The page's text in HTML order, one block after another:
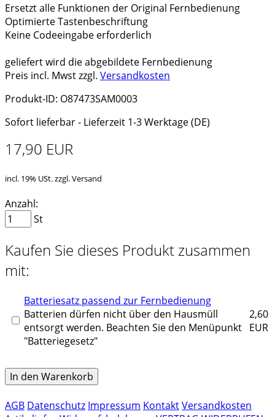
Ersetzt alle Funktionen der Original Fernbedienung
Optimierte Tastenbeschriftung
Keine Codeeingabe erforderlich
geliefert wird die abgebildete Fernbedienung
Preis incl. Mwst zzgl. Versandkosten
Produkt-ID: O87473SAM0003
Sofort lieferbar - Lieferzeit 1-3 Werktage (DE)
17,90 EUR
incl. 19% USt. zzgl. Versand
Anzahl:
St
Kaufen Sie dieses Produkt zusammen
mit:
Batteriesatz passend zur Fernbedienung
Batterien dürfen nicht über den Hausmüll
entsorgt werden. Beachten Sie den Menüpunkt
"Batteriegesetz"
2,60
EUR
In den Warenkorb
AGB Datenschutz Impressum KontaktVersandkosten